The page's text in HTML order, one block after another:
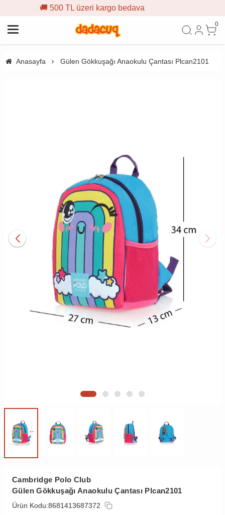
kargo bedava
0
Anasayfa Gülen Gökkuşağı Anaokulu Çantası Plcan2101
Cambridge Polo Club
Gülen Gökkuşağı Anaokulu Çantası Plcan2101
Ürün Kodu:8681413687372